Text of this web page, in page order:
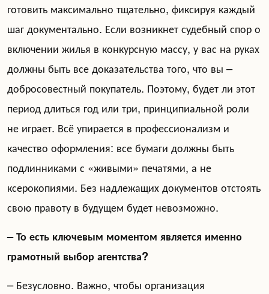
готовить максимально тщательно, фиксируя каждый
шаг документально. Если возникнет судебный спор о
включении жилья в конкурсную массу, у вас на руках
должны быть все доказательства того, что вы –
добросовестный покупатель. Поэтому, будет ли этот
период длиться год или три, принципиальной роли
не играет. Всё упирается в профессионализм и
качество оформления: все бумаги должны быть
подлинниками с «живыми» печатями, а не
ксерокопиями. Без надлежащих документов отстоять
свою правоту в будущем будет невозможно.
– То есть ключевым моментом является именно
грамотный выбор агентства?
– Безусловно. Важно, чтобы организация